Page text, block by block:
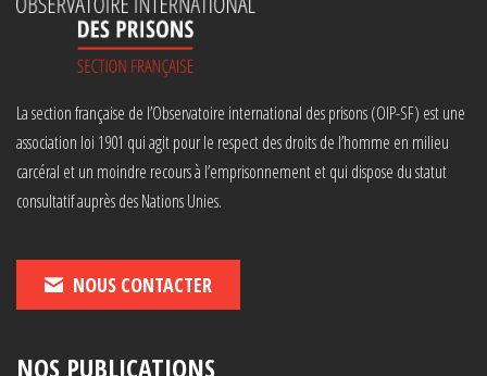
La section française de l’Observatoire international des prisons (OIP-SF) est une
association loi 1901 qui agit pour le respect des droits de l’homme en milieu
carcéral et un moindre recours à l’emprisonnement et qui dispose du statut
consultatif auprès des Nations Unies.
NOUS CONTACTER
NOS PUBLICATIONS